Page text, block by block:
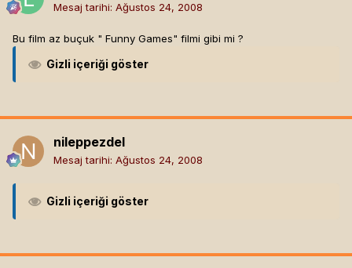
Mesaj tarihi: Ağustos 24, 2008
Bu film az buçuk " Funny Games" filmi gibi mi ?
Gizli içeriği göster
nileppezdel
Mesaj tarihi: Ağustos 24, 2008
Gizli içeriği göster